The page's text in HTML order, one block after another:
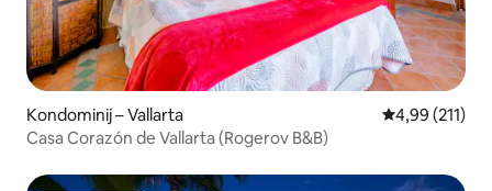
Kondominij – Vallarta Prosječna
4,99 (211)
Casa Corazón de Vallarta (Rogerov B&B)